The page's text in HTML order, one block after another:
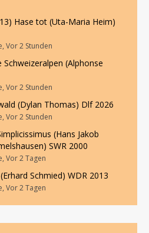
Hase tot (Uta-Maria Heim)
Vor 2 Stunden
(Alphonse
Vor 2 Stunden
(Dylan Thomas) Dlf 2026
Vor 2 Stunden
(Hans Jakob
SWR 2000
Vor 2 Tagen
Schmied) WDR 2013
Vor 2 Tagen